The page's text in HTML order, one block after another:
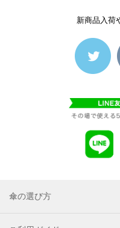
新商品入荷
傘の選び方